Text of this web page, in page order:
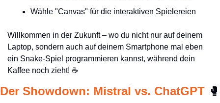
Wähle "Canvas" für die interaktiven Spielereien
Willkommen in der Zukunft – wo du nicht nur auf deinem
Laptop, sondern auch auf deinem Smartphone mal eben
ein Snake-Spiel programmieren kannst, während dein
Kaffee noch zieht! ☕
Der Showdown: Mistral vs. ChatGPT 🥊